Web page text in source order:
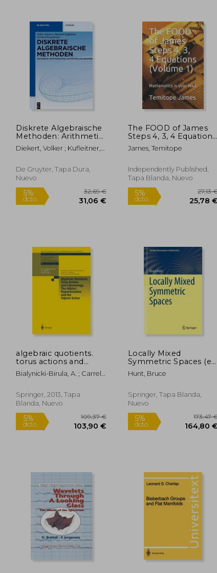
39,21 €
Diskrete Algebraische
Methoden: Arithmetik,
Kryptographie,
Automaten Und
Diekert, Volker ; Kufleitner,
Gerhard
De Gruyter, Tapa Dura,
Nuevo
5%
dcto.
The FOOD of James
Steps 4, 3, 4 Equations
(Volume 1):
Mathematics is your
James, Temitope
Independently Published,
Tapa Blanda, Nuevo
5%
dcto.
algebraic quotients.
torus actions and
cohomology. the
adjoint representation
(en Inglés)
Bialynicki-Birula, A. ; Carrell,
Springer, 2013, Tapa
Blanda, Nuevo
5%
dcto.
Locally Mixed
Symmetric Spaces (en
Inglés)
Hunt, Bruce
Springer, Tapa Blanda,
Nuevo